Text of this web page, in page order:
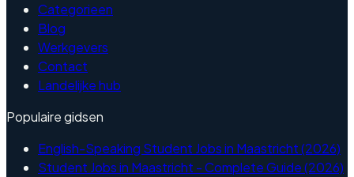
Categorieen
Blog
Werkgevers
Contact
Landelijke hub
Populaire gidsen
English-Speaking Student Jobs in Maastricht (2026)
Student Jobs in Maastricht - Complete Guide (2026)